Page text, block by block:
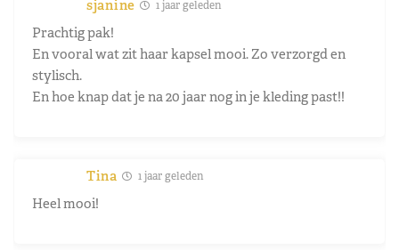
sjanine 1 jaar geleden
Prachtig pak!
En vooral wat zit haar kapsel mooi. Zo verzorgd en
stylisch.
En hoe knap dat je na 20 jaar nog in je kleding past!!
Tina 1 jaar geleden
Heel mooi!